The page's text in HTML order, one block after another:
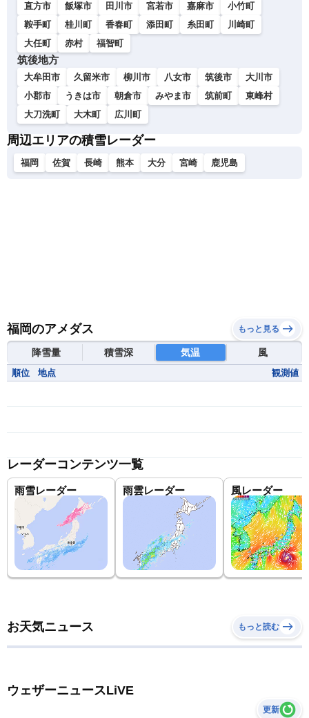
直方市 飯塚市 田川市 宮若市 嘉麻市
小竹町
鞍手町
桂川町 香春町 添田町 糸田町
川崎町
大任町
赤村 福智町
筑後地方
大牟田市 久留米市 柳川市 八女市 筑後市
大川市
小郡市
うきは市 朝倉市 みやま市 筑前町
東峰村
大刀洗町
大木町 広川町
周辺エリアの積雪レーダー
福岡 佐賀 長崎 熊本 大分 宮崎 鹿児島
福岡のアメダス もっと見る
降雪量 積雪深 気温 風
順位 地点 観測値
レーダーコンテンツ一覧
雨雪レーダー 雨雲レーダー 風レーダー
お天気ニュース もっと読む
ウェザーニュースLiVE
更新